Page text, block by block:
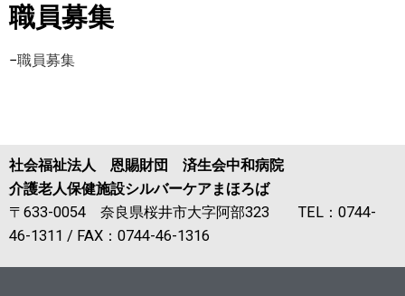
職員募集
−職員募集
社会福祉法人 恩賜財団 済生会中和病院
介護老人保健施設シルバーケアまほろば
〒633-0054 奈良県桜井市大字阿部323 TEL：0744-
46-1311 / FAX：0744-46-1316